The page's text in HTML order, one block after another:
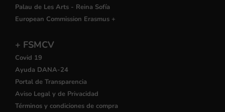
Palau de Les Arts - Reina Sofía
European Commission Erasmus +
+ FSMCV
Covid 19
Ayuda DANA-24
Portal de Transparencia
Aviso Legal y de Privacidad
Términos y condiciones de compra